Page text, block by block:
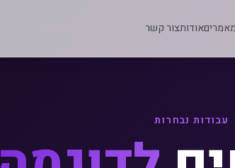
מאמריםאודותצור קשר
עבודות נבחרות